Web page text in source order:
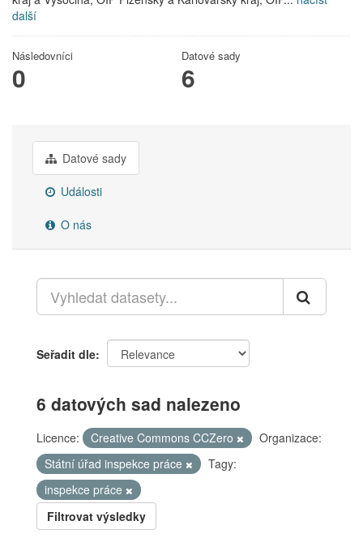
další
Následovníci
0
Datové sady
6
Datové sady
Události
O nás
Seřadit dle
6 datových sad nalezeno
Licence: Creative Commons CCZero
Organizace:
Státní úřad inspekce práce
Tagy:
inspekce práce
Filtrovat výsledky